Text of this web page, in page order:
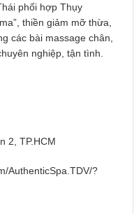
phối hợp Thụy
thiền giảm mỡ thừa,
các bài massage chân,
nghiệp, tận tình.
2, TP.HCM
AuthenticSpa.TDV/?